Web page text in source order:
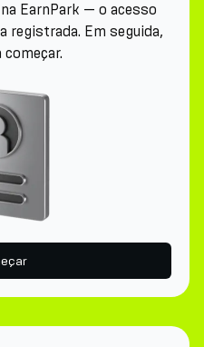
EarnPark — o acesso
registrada. Em seguida,